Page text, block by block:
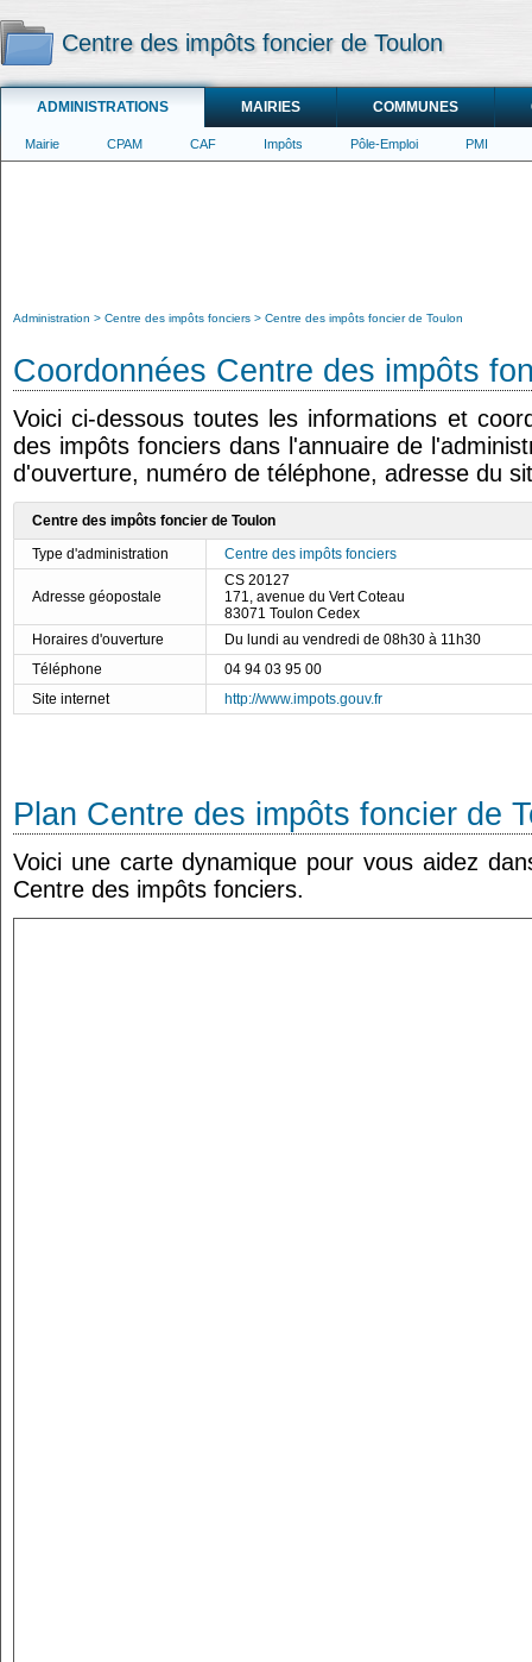
Centre des impôts foncier de Toulon
ADMINISTRATIONS MAIRIES COMMUNES
Mairie CPAM CAF Impôts Pôle-Emploi PMI
Administration Centre des impôts fonciers Centre des impôts foncier de Toulon
Coordonnées Centre des impôts
Voici ci-dessous toutes les informations et
des impôts fonciers dans l'annuaire de
d'ouverture, numéro de téléphone, adresse du
Centre des impôts foncier de Toulon
Type d'administration
Centre des impôts fonciers
Adresse géopostale
CS 20127
171, avenue du Vert Coteau
83071 Toulon Cedex
Horaires d'ouverture
Du lundi au vendredi de 08h30 à 11h30
Téléphone
04 94 03 95 00
Site internet
http://www.impots.gouv.fr
Plan Centre des impôts foncier de
Voici une carte dynamique pour vous aidez
Centre des impôts fonciers.